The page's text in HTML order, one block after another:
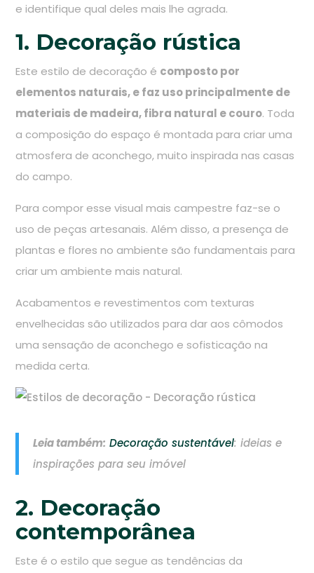
e identifique qual deles mais lhe agrada.
1. Decoração rústica
Este estilo de decoração é composto por
elementos naturais, e faz uso principalmente de
materiais de madeira, fibra natural e couro. Toda
a composição do espaço é montada para criar uma
atmosfera de aconchego, muito inspirada nas casas
do campo.
Para compor esse visual mais campestre faz-se o
uso de peças artesanais. Além disso, a presença de
plantas e flores no ambiente são fundamentais para
criar um ambiente mais natural.
Acabamentos e revestimentos com texturas
envelhecidas são utilizados para dar aos cômodos
uma sensação de aconchego e sofisticação na
medida certa.
Leia também: Decoração sustentável: ideias e
inspirações para seu imóvel
2. Decoração
contemporânea
Este é o estilo que segue as tendências da